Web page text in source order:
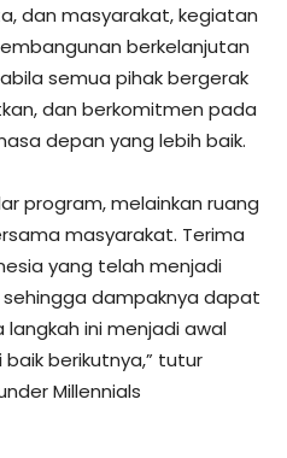
dan masyarakat, kegiatan
berkelanjutan
semua pihak bergerak
dan berkomitmen pada
depan yang lebih baik.
program, melainkan ruang
masyarakat. Terima
yang telah menjadi
dampaknya dapat
ini menjadi awal
berikutnya,” tutur
Millennials